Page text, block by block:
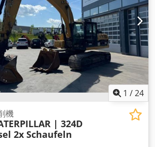
1 /24
機
| 324D
2x Schaufeln